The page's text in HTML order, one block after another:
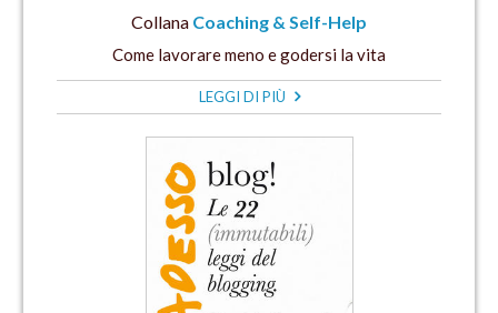
Collana Coaching & Self-Help
Come lavorare meno e godersi la vita
LEGGI DI PIÙ